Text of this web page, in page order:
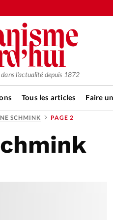
dans l'actualité depuis 1872
Tous les articles Faire
SCHMINK PAGE 2